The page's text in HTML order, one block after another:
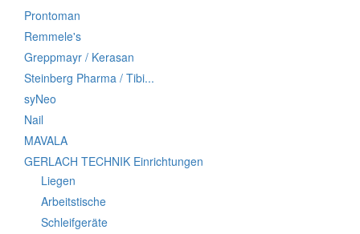
Prontoman
Remmele's
Greppmayr / Kerasan
Steinberg Pharma / Tibi...
syNeo
Nail
MAVALA
GERLACH TECHNIK Einrichtungen
Liegen
Arbeitstische
Schleifgeräte